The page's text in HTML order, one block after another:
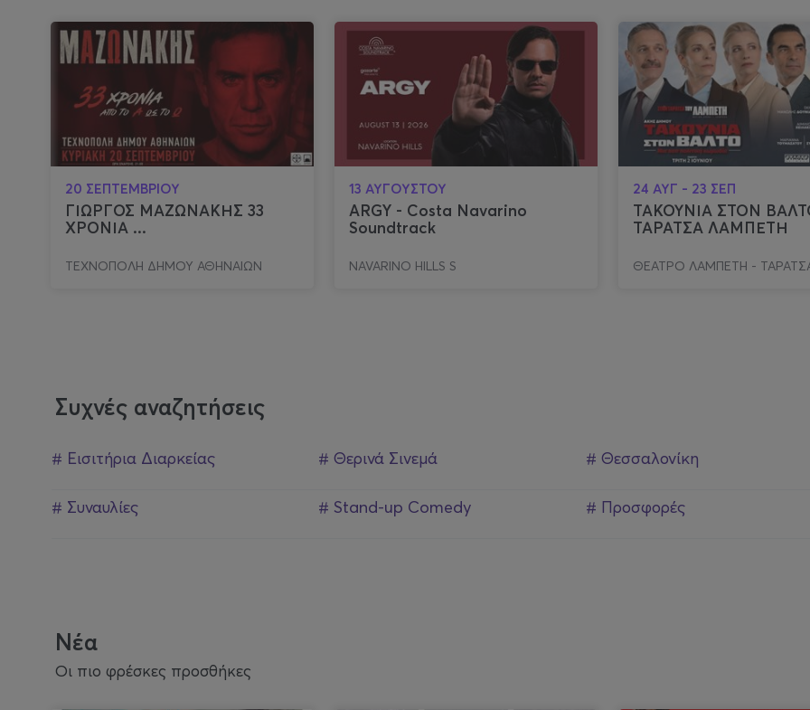
20 ΣΕΠΤΕΜΒΡΙΟΥ
ΓΙΩΡΓΟΣ ΜΑΖΩΝΑΚΗΣ 33
ΧΡΟΝΙΑ ...
ΤΕΧΝΟΠΟΛΗ ΔΗΜΟΥ ΑΘΗΝΑΙΩΝ
13 ΑΥΓΟΥΣΤΟΥ
ARGY - Costa Navarino
Soundtrack
NAVARINO HILLS S
24 ΑΥΓ - 23 ΣΕΠ
ΤΑΚΟΥΝΙΑ ΣΤΟΝ
ΤΑΡΑΤΣΑ ΛΑΜΠΕΤΗ
ΘΕΑΤΡΟ ΛΑΜΠΕΤΗ -
Συχνές αναζητήσεις
# Εισιτήρια Διαρκείας # Θερινά Σινεμά # Θεσσαλονίκη
# Συναυλίες # Stand-up Comedy # Προσφορές
Νέα
Οι πιο φρέσκες προσθήκες